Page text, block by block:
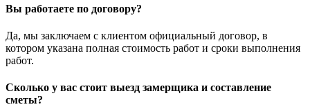
Вы работаете по договору?
Да, мы заключаем с клиентом официальный договор, в
котором указана полная стоимость работ и сроки выполнения
работ.
Сколько у вас стоит выезд замерщика и составление
сметы?